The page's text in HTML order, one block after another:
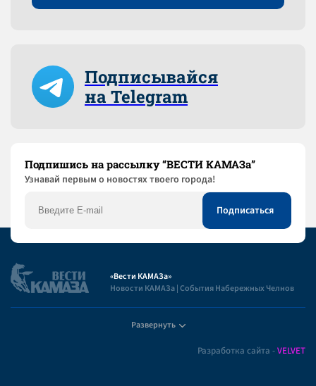
Подписывайся
на Telegram
Подпишись на рассылку “ВЕСТИ КАМАЗа”
Узнaвай первым о новостях твоего города!
«Вести КАМАЗа»
Новости КАМАЗа | События Набережных Челнов
Развернуть
Разработка сайта -VELVET